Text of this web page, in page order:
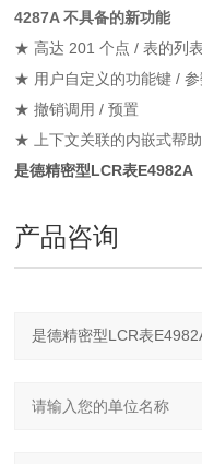
4287A 不具备的新功能
★ 高达 201 个点 / 表的列
★ 用户自定义的功能键 / 参
★ 撤销调用 / 预置
★ 上下文关联的内嵌式帮
是德精密型LCR表E4982A
产品咨询